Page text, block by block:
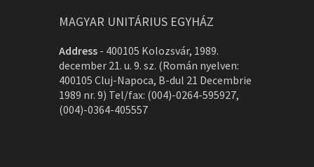
MAGYAR UNITÁRIUS EGYHÁZ
Address - 400105 Kolozsvár, 1989.
december 21. u. 9. sz. (Román nyelven:
400105 Cluj-Napoca, B-dul 21 Decembrie
1989 nr. 9) Tel/fax: (004)-0264-595927,
(004)-0364-405557